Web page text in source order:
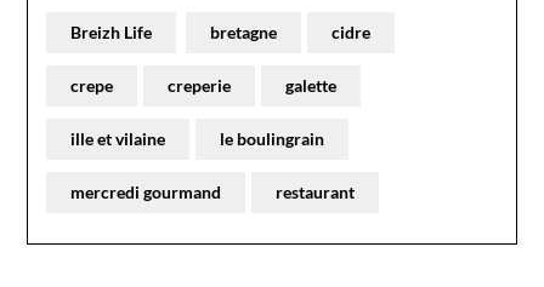
Breizh Life bretagne cidre
crepe creperie galette
ille et vilaine le boulingrain
mercredi gourmand restaurant